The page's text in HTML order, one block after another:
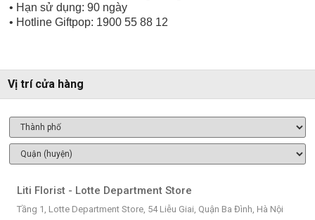
• Hạn sử dụng: 90 ngày
• Hotline Giftpop: 1900 55 88 12
Vị trí cửa hàng
Liti Florist - Lotte Department Store
Tầng 1, Lotte Department Store, 54 Liễu Giai, Quận Ba Đình, Hà Nội